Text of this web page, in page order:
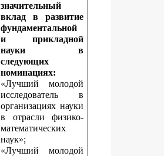
значительный
вклад в развитие
фундаментальной
и прикладной
науки в
следующих
номинациях:
«Лучший молодой
исследователь в
организациях науки
в отрасли физико-
математических
наук»;
«Лучший молодой